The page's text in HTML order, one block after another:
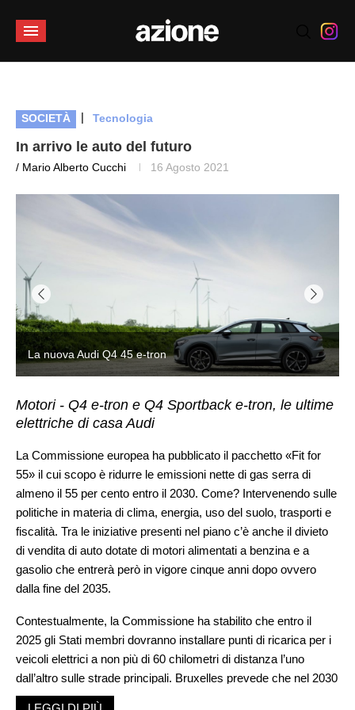
SOCIETÀ | Tecnologia
In arrivo le auto del futuro
/ Mario Alberto Cucchi 16 Agosto 2021
La nuova Audi Q4 45 e-tron
Motori - Q4 e-tron e Q4 Sportback e-tron, le ultime
elettriche di casa Audi
La Commissione europea ha pubblicato il pacchetto «Fit for
55» il cui scopo è ridurre le emissioni nette di gas serra di
almeno il 55 per cento entro il 2030. Come? Intervenendo sulle
politiche in materia di clima, energia, uso del suolo, trasporti e
fiscalità. Tra le iniziative presenti nel piano c’è anche il divieto
di vendita di auto dotate di motori alimentati a benzina e a
gasolio che entrerà però in vigore cinque anni dopo ovvero
dalla fine del 2035.
Contestualmente, la Commissione ha stabilito che entro il
2025 gli Stati membri dovranno installare punti di ricarica per i
veicoli elettrici a non più di 60 chilometri di distanza l’uno
dall’altro sulle strade principali. Bruxelles prevede che nel 2030
ci saranno 3,5 milioni di stazioni di ricarica dedicate ad auto e